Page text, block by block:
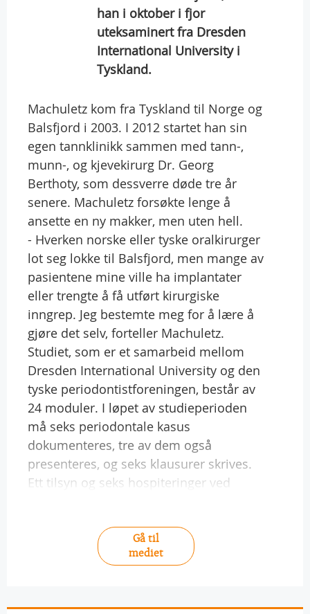
han i oktober i fjor
uteksaminert fra Dresden
International University i
Tyskland.
Machuletz kom fra Tyskland til Norge og
Balsfjord i 2003. I 2012 startet han sin
egen tannklinikk sammen med tann-,
munn-, og kjevekirurg Dr. Georg
Berthoty, som dessverre døde tre år
senere. Machuletz forsøkte lenge å
ansette en ny makker, men uten hell.
- Hverken norske eller tyske oralkirurger
lot seg lokke til Balsfjord, men mange av
pasientene mine ville ha implantater
eller trengte å få utført kirurgiske
inngrep. Jeg bestemte meg for å lære å
gjøre det selv, forteller Machuletz.
Studiet, som er et samarbeid mellom
Dresden International University og den
tyske periodontistforeningen, består av
24 moduler. I løpet av studieperioden
må seks periodontale kasus
dokumenteres, tre av dem også
presenteres, og seks klausurer skrives.
Ett tilsyn og seks hospiteringer ved
Gå til
mediet